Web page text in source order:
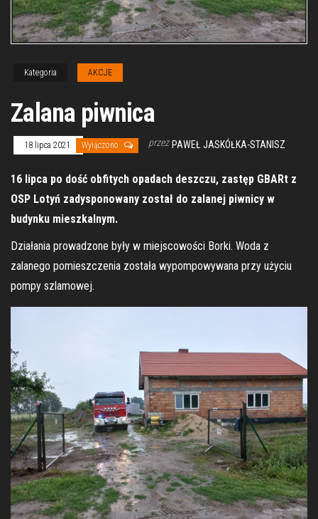
Kategoria AKCJE
Zalana piwnica
18 lipca 2021 Wyłączono przez PAWEŁ JASKÓŁKA-STANISZ
16 lipca po dość obfitych opadach deszczu, zastęp GBARt z
OSP Lotyń zadysponowany został do zalanej piwnicy w
budynku mieszkalnym.
Działania prowadzone były w miejscowości Borki. Woda z
zalanego pomieszczenia została wypompowywana przy użyciu
pompy szlamowej.